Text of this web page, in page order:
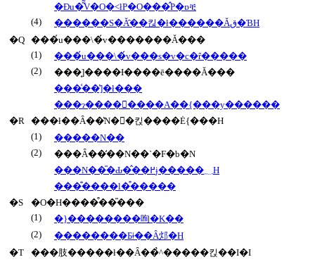
�Ɖu�͂͂V�O�˂łP�O���̂P�ɒቺ
(4)
������S�Ă̑��킪�ł������Ăق�ƁH
�Q ���́u���\�́v�������Ă���
(1)
���́u���\�́v���s�v�c�ȓ�����
(2)
���͔]����Ɨ����ē����Ă���
���͑��̔]�ł���
���ɂ��������A��{���y������
�R ���ł��Ȃ��̔N��킩����Ė{���H
(1)
�����N��
(2)
���Ȃ��̒��N��`�F�b�N
���N��̎�Ԃ�̂��߂ɉ�����؁H
���̐����l�͒�����
�S
�O�H����͒��̎���
(1)
�}��������咰�K��
(2)
��������Ƃǂ��Ȃ邩�H
�T
���肢�����ł��Ȃ��̉^�����킩��I�I